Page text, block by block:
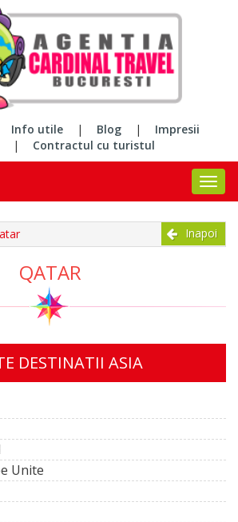
Info utile | Blog |
Impresii
| Contractul cu turistul
Inapoi
QATAR
DESTINATII ASIA
Unite